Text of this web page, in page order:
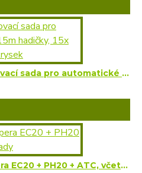
Zavlažovací sada, rozšířovací sada pro automatické zavlažování, 15m hadičky, 15x spojka, 15 zadešťovacích trysek
Měření EC + pH metr Apera EC20 + PH20 + ATC, včetně kalibrační sady